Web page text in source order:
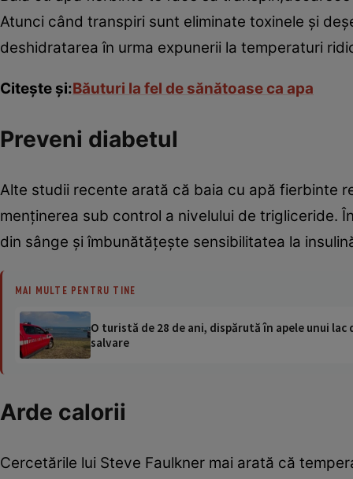
Atunci când transpiri sunt eliminate toxinele şi
deshidratarea în urma expunerii la temperaturi
Citeşte şi:Băuturi la fel de sănătoase ca apa
Preveni diabetul
Alte studii recente arată că baia cu apă fierbinte
menţinerea sub control a nivelului de trigliceride.
din sânge şi îmbunătăţeşte sensibilitatea la
MAI MULTE PENTRU TINE
O turistă de 28 de ani, dispărută în apele unui
salvare
Arde calorii
Cercetările lui Steve Faulkner mai arată că